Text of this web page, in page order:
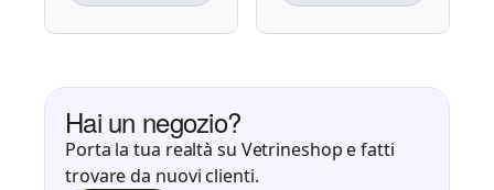
Hai un negozio?
Porta la tua realtà su Vetrineshop e fatti
trovare da nuovi clienti.